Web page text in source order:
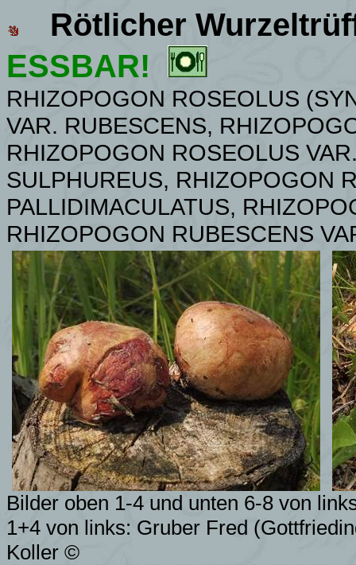
Rötlicher
ESSBAR!
RHIZOPOGON ROSEOLUS
VAR. RUBESCENS,
RHIZOPOGON ROSEOLUS
SULPHUREUS, RHIZOPOGON
PALLIDIMACULATUS,
RHIZOPOGON RUBESCENS
Bilder oben 1-4 und unten 6-8 von
1+4 von links: Gruber Fred
Koller ©